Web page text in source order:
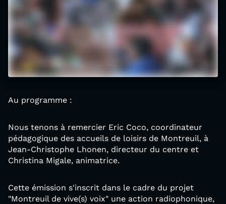
Au programme :
Nous tenons à remercier Eric Coco, coordinateur
pédagogique des accueils de loisirs de Montreuil, à
Jean-Christophe Lhonen, directeur du centre et
Christina Migale, animatrice.
Cette émission s'inscrit dans le cadre du projet
"Montreuil de vive(s) voix" une action radiophonique,